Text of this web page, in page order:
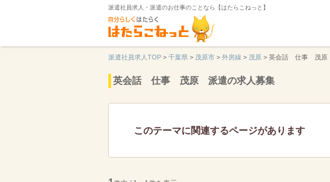
派遣社員求人・派遣のお仕事のことなら【はたらこねっと】
派遣社員求人TOP > 千葉県 > 茂原市 > 外房線 > 茂原 > 英会話 仕事 茂原
英会話 仕事 茂原 派遣の求人募集
このテーマに関連するページがあります